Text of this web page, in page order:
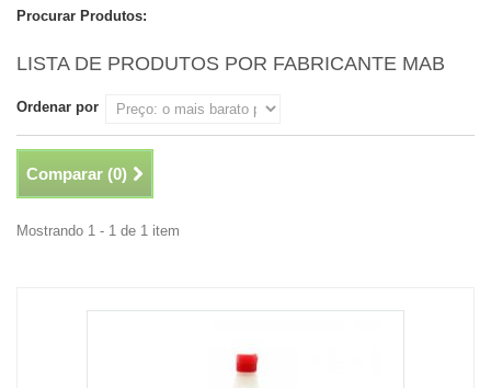
Procurar Produtos:
LISTA DE PRODUTOS POR FABRICANTE MAB
Ordenar por
Comparar (0)
Mostrando 1 - 1 de 1 item